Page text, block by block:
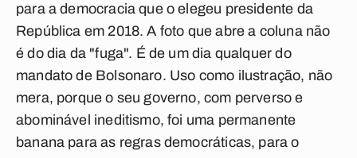
para a democracia que o elegeu presidente da
República em 2018. A foto que abre a coluna não
é do dia da "fuga". É de um dia qualquer do
mandato de Bolsonaro. Uso como ilustração, não
mera, porque o seu governo, com perverso e
abominável ineditismo, foi uma permanente
banana para as regras democráticas, para o